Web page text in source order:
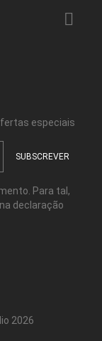

especiais
Para tal,
declaração
2026